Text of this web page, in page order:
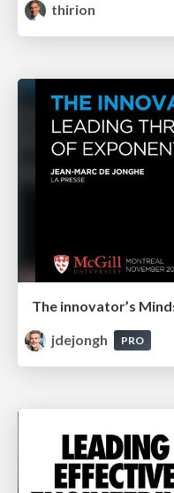
thirion
jdejongh
PRO